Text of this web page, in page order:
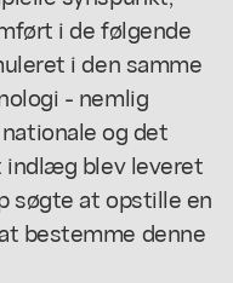
i de følgende
i den samme
- nemlig
og det
indlæg blev leveret
søgte at opstille en
bestemme denne